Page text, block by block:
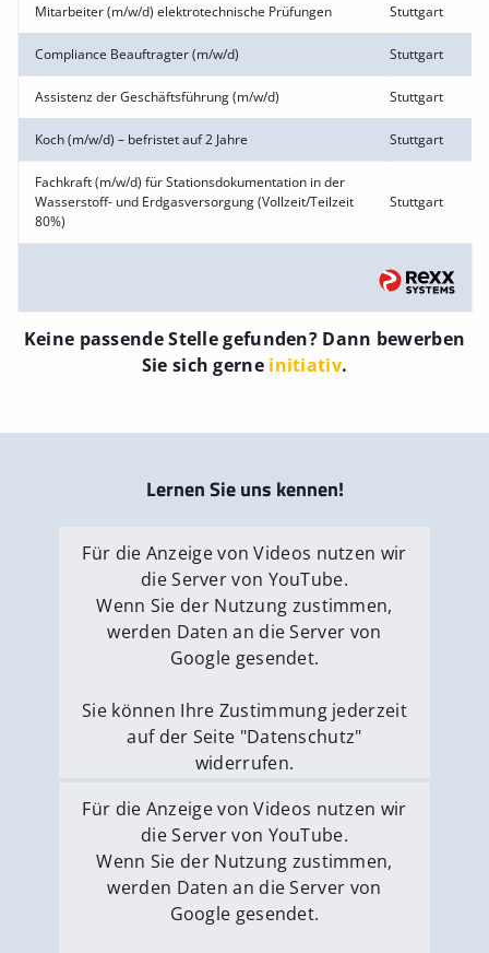
Mitarbeiter (m/w/d) elektrotechnische Prüfungen Stuttgart
Compliance Beauftragter (m/w/d) Stuttgart
Assistenz der Geschäftsführung (m/w/d) Stuttgart
Koch (m/w/d) – befristet auf 2 Jahre Stuttgart
Fachkraft (m/w/d) für Stationsdokumentation in der
Wasserstoff- und Erdgasversorgung (Vollzeit/Teilzeit
80%)
Stuttgart
Keine passende Stelle gefunden? Dann bewerben
Sie sich gerne initiativ.
Lernen Sie uns kennen!
Für die Anzeige von Videos nutzen wir
die Server von YouTube.
Wenn Sie der Nutzung zustimmen,
werden Daten an die Server von
Google gesendet.
Sie können Ihre Zustimmung jederzeit
auf der Seite "Datenschutz"
widerrufen.
Externe Medien erlauben
Für die Anzeige von Videos nutzen wir
die Server von YouTube.
Wenn Sie der Nutzung zustimmen,
werden Daten an die Server von
Google gesendet.